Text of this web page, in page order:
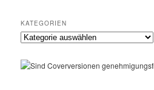
KATEGORIEN
Kategorien